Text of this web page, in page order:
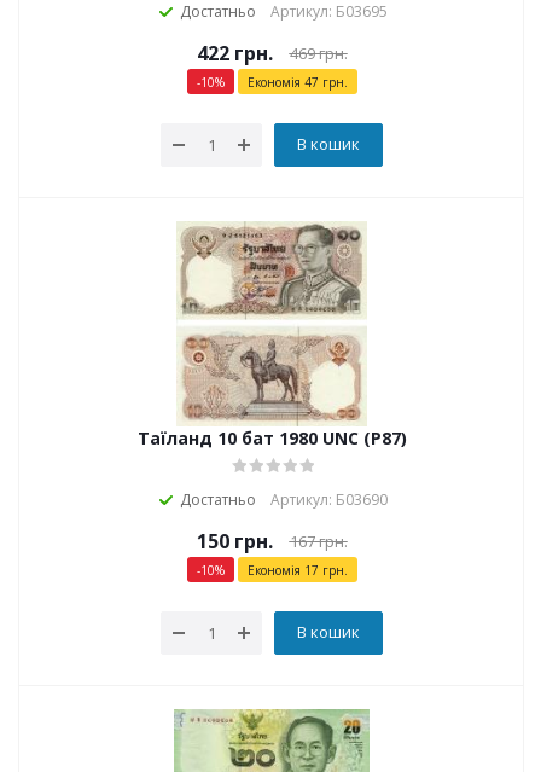
Достатньо Артикул: Б03695
422грн. 469грн.
-10% Економія 47 грн.
В кошик
Таїланд 10 бат 1980 UNC (P87)
Достатньо Артикул: Б03690
150грн. 167грн.
-10% Економія 17 грн.
В кошик